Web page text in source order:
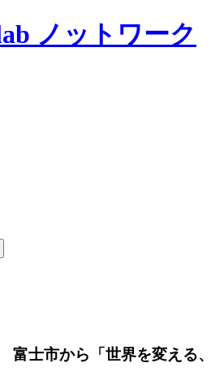
士市から「世界を変える、